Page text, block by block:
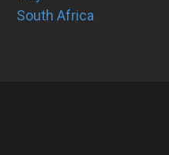
South Africa